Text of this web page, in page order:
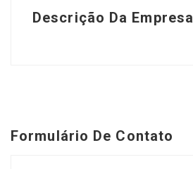
Descrição Da Empresa
Formulário De Contato